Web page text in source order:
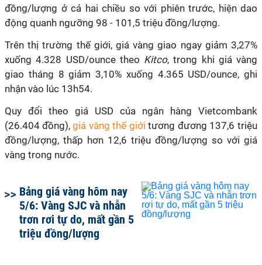
đồng/lượng ở cả hai chiều so với phiên trước, hiện dao
động quanh ngưỡng 98 - 101,5 triệu đồng/lượng.
Trên thị trường thế giới, giá vàng giao ngay giảm 3,27%
xuống 4.328 USD/ounce theo Kitco, trong khi giá vàng
giao tháng 8 giảm 3,10% xuống 4.365 USD/ounce, ghi
nhận vào lúc 13h54.
Quy đổi theo giá USD của ngân hàng Vietcombank
(26.404 đồng), giá vàng thế giới tương đương 137,6 triệu
đồng/lượng, thấp hơn 12,6 triệu đồng/lượng so với giá
vàng trong nước.
Bảng giá vàng hôm nay
5/6: Vàng SJC và nhẫn
trơn rơi tự do, mất gần 5
triệu đồng/lượng